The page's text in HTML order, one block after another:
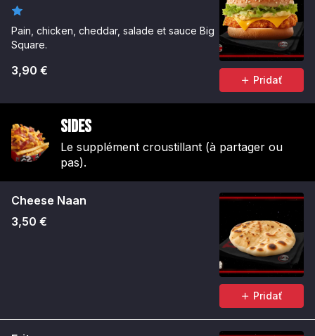
Pain, chicken, cheddar, salade et sauce Big
Square.
3,90 €
Pridať
Sides
Le supplément croustillant (à partager ou
pas).
Cheese Naan
3,50 €
Pridať